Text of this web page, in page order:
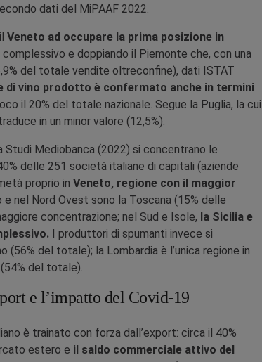
dati del MiPAAF 2022.
Veneto ad occupare la prima posizione in
complessivo e doppiando il Piemonte che, con una
del totale vendite oltreconfine), dati ISTAT
di vino prodotto è confermato anche in termini
il 20% del totale nazionale. Segue la Puglia, la cui
in un minor valore (12,5%).
Studi Mediobanca (2022) si concentrano le
delle 251 società italiane di capitali (aziende
proprio in Veneto, regione con il maggior
e nel Nord Ovest sono la Toscana (15% delle
concentrazione; nel Sud e Isole, la Sicilia e
I produttori di spumanti invece si
(56% del totale); la Lombardia è l’unica regione in
del totale).
e l’impatto del Covid-19
è trainato con forza dall’export: circa il 40%
estero e il saldo commerciale attivo del